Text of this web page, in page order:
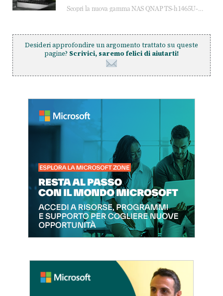
Scopri la nuova gamma NAS QNAP TS-h1465U-RP, TS-h1065eU e TS-h665U: storage aziendale con ZFS, DDR5, E1.S NVMe e connettività 2.5GbE per backup, virtualizzazione e cybersecurity.
Desideri approfondire un argomento trattato su queste
pagine? Scrivici, saremo felici di aiutarti!